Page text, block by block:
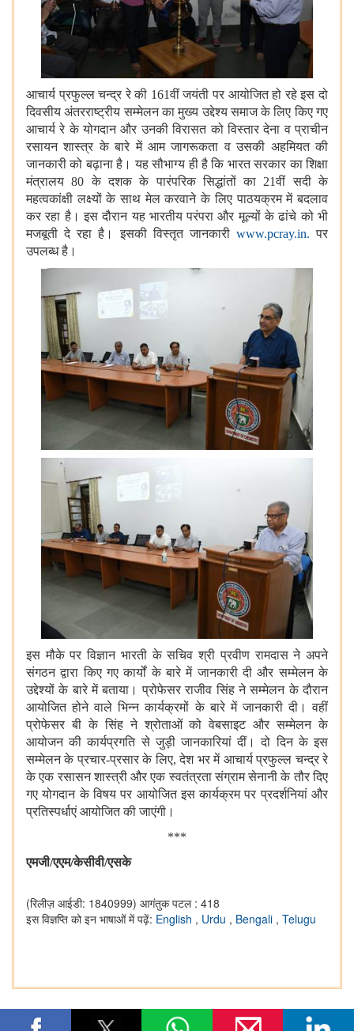
आचार्य प्रफुल्ल चन्द्र रे की 161वीं जयंती पर आयोजित हो रहे इस दो
दिवसीय अंतरराष्ट्रीय सम्मेलन का मुख्य उद्देश्य समाज के लिए किए गए
आचार्य रे के योगदान और उनकी विरासत को विस्तार देना व प्राचीन
रसायन शास्त्र के बारे में आम जागरूकता व उसकी अहमियत की
जानकारी को बढ़ाना है। यह सौभाग्य ही है कि भारत सरकार का शिक्षा
मंत्रालय 80 के दशक के पारंपरिक सिद्धांतों का 21वीं सदी के
महत्वकांक्षी लक्ष्यों के साथ मेल करवाने के लिए पाठयक्रम में बदलाव
कर रहा है। इस दौरान यह भारतीय परंपरा और मूल्यों के ढांचे को भी
मजबूती दे रहा है। इसकी विस्तृत जानकारी www.pcray.in. पर
उपलब्ध है।
इस मौके पर विज्ञान भारती के सचिव श्री प्रवीण रामदास ने अपने
संगठन द्वारा किए गए कार्यों के बारे में जानकारी दी और सम्मेलन के
उद्देश्यों के बारे में बताया। प्रोफेसर राजीव सिंह ने सम्मेलन के दौरान
आयोजित होने वाले भिन्न कार्यक्रमों के बारे में जानकारी दी। वहीं
प्रोफेसर बी के सिंह ने श्रोताओं को वेबसाइट और सम्मेलन के
आयोजन की कार्यप्रगति से जुड़ी जानकारियां दीं। दो दिन के इस
सम्मेलन के प्रचार-प्रसार के लिए, देश भर में आचार्य प्रफुल्ल चन्द्र रे
के एक रसासन शास्त्री और एक स्वतंत्रता संग्राम सेनानी के तौर दिए
गए योगदान के विषय पर आयोजित इस कार्यक्रम पर प्रदर्शनियां और
प्रतिस्पर्धाएं आयोजित की जाएंगी।
***
एमजी/एएम/केसीवी/एसके
(रिलीज़ आईडी: 1840999) आगंतुक पटल : 418
इस विज्ञप्ति को इन भाषाओं में पढ़ें: English , Urdu , Bengali , Telugu